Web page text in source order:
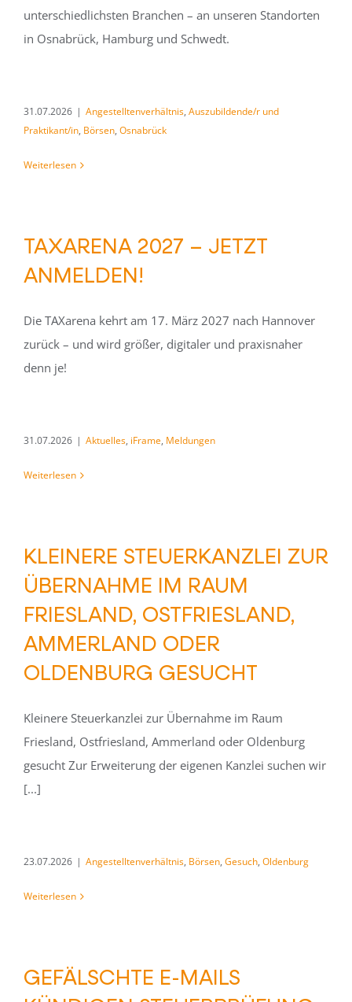
unterschiedlichsten Branchen – an unseren Standorten
in Osnabrück, Hamburg und Schwedt.
31.07.2026 | Angestelltenverhältnis, Auszubildende/r und
Praktikant/in, Börsen, Osnabrück
Weiterlesen
TAXARENA 2027 – JETZT
ANMELDEN!
Die TAXarena kehrt am 17. März 2027 nach Hannover
zurück – und wird größer, digitaler und praxisnaher
denn je!
31.07.2026 | Aktuelles, iFrame, Meldungen
Weiterlesen
KLEINERE STEUERKANZLEI ZUR
ÜBERNAHME IM RAUM
FRIESLAND, OSTFRIESLAND,
AMMERLAND ODER
OLDENBURG GESUCHT
Kleinere Steuerkanzlei zur Übernahme im Raum
Friesland, Ostfriesland, Ammerland oder Oldenburg
gesucht Zur Erweiterung der eigenen Kanzlei suchen wir
[...]
23.07.2026 | Angestelltenverhältnis, Börsen, Gesuch, Oldenburg
Weiterlesen
GEFÄLSCHTE E-MAILS